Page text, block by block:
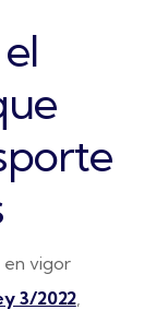
en vigor
3/2022,